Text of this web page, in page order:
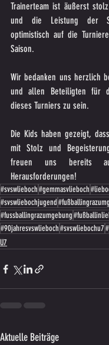
Trainerteam ist äußerst
und die Leistung der
optimistisch auf die
Saison.
Wir bedanken uns herzlich
und allen Beteiligten für
dieses Turniers zu sein.
Die Kids haben gezeigt,
mit Stolz und
freuen uns bereits
Herausforderungen!
#svswlieboch#gemmasvlieboch
#svswliebochjugend
#fussballingrazumgebung
#90jahresvswlieboch#svswliebochu7
U7
Aktuelle Beiträge